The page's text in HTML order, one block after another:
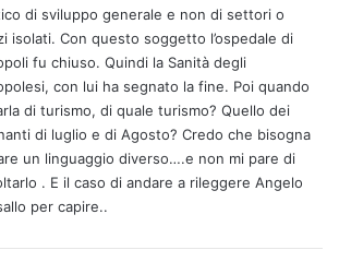
di sviluppo generale e non di settori o
isolati. Con questo soggetto l’ospedale di
fu chiuso. Quindi la Sanità degli
con lui ha segnato la fine. Poi quando
di turismo, di quale turismo? Quello dei
di luglio e di Agosto? Credo che bisogna
un linguaggio diverso….e non mi pare di
. E il caso di andare a rileggere Angelo
per capire..